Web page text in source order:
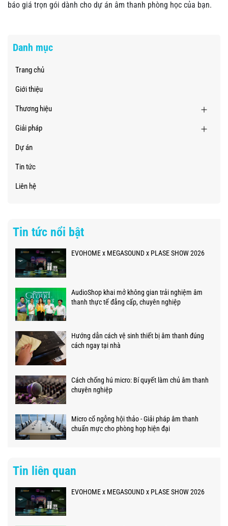
báo giá trọn gói dành cho dự án âm thanh phòng học của bạn.
Danh mục
Trang chủ
Giới thiệu
Thương hiệu
Giải pháp
Dự án
Tin tức
Liên hệ
Tin tức nổi bật
EVOHOME x MEGASOUND x PLASE SHOW 2026
AudioShop khai mở không gian trải nghiệm âm
thanh thực tế đẳng cấp, chuyên nghiệp
Hướng dẫn cách vệ sinh thiết bị âm thanh đúng
cách ngay tại nhà
Cách chống hú micro: Bí quyết làm chủ âm thanh
chuyên nghiệp
Micro cổ ngỗng hội thảo - Giải pháp âm thanh
chuẩn mực cho phòng họp hiện đại
Tin liên quan
EVOHOME x MEGASOUND x PLASE SHOW 2026